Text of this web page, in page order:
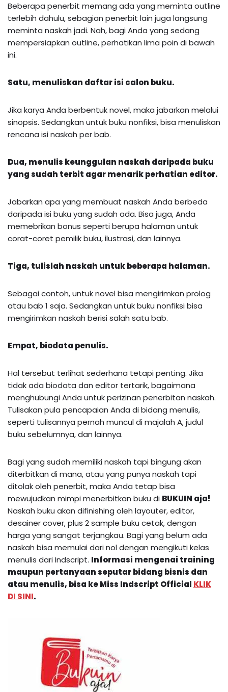
Beberapa penerbit memang ada yang meminta outline
terlebih dahulu, sebagian penerbit lain juga langsung
meminta naskah jadi. Nah, bagi Anda yang sedang
mempersiapkan outline, perhatikan lima poin di bawah
ini.
Satu, menuliskan daftar isi calon buku.
Jika karya Anda berbentuk novel, maka jabarkan melalui
sinopsis. Sedangkan untuk buku nonfiksi, bisa menuliskan
rencana isi naskah per bab.
Dua, menulis keunggulan naskah daripada buku
yang sudah terbit agar menarik perhatian editor.
Jabarkan apa yang membuat naskah Anda berbeda
daripada isi buku yang sudah ada. Bisa juga, Anda
memebrikan bonus seperti berupa halaman untuk
corat-coret pemilik buku, ilustrasi, dan lainnya.
Tiga, tulislah naskah untuk beberapa halaman.
Sebagai contoh, untuk novel bisa mengirimkan prolog
atau bab 1 saja. Sedangkan untuk buku nonfiksi bisa
mengirimkan naskah berisi salah satu bab.
Empat, biodata penulis.
Hal tersebut terlihat sederhana tetapi penting. Jika
tidak ada biodata dan editor tertarik, bagaimana
menghubungi Anda untuk perizinan penerbitan naskah.
Tulisakan pula pencapaian Anda di bidang menulis,
seperti tulisannya pernah muncul di majalah A, judul
buku sebelumnya, dan lainnya.
Bagi yang sudah memiliki naskah tapi bingung akan
diterbitkan di mana, atau yang punya naskah tapi
ditolak oleh penerbit, maka Anda tetap bisa
mewujudkan mimpi menerbitkan buku di BUKUIN aja!
Naskah buku akan difinishing oleh layouter, editor,
desainer cover, plus 2 sample buku cetak, dengan
harga yang sangat terjangkau. Bagi yang belum ada
naskah bisa memulai dari nol dengan mengikuti kelas
menulis dari Indscript. Informasi mengenai training
maupun pertanyaan seputar bidang bisnis dan
atau menulis, bisa ke Miss Indscript Official KLIK
DI SINI.